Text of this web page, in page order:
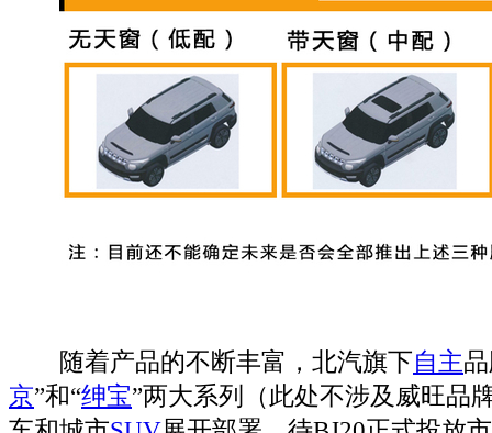
随着产品的不断丰富，北汽旗下自主
京”和“绅宝”两大系列（此处不涉及威旺品